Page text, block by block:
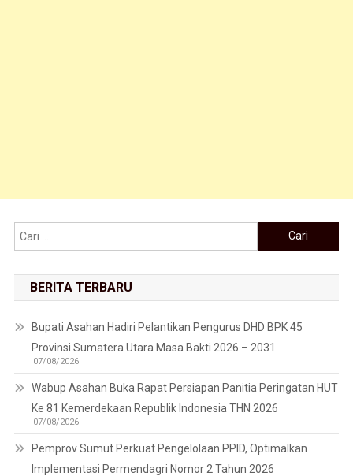
Cari untuk:
BERITA TERBARU
Bupati Asahan Hadiri Pelantikan Pengurus DHD BPK 45
Provinsi Sumatera Utara Masa Bakti 2026 – 2031
07/08/2026
Wabup Asahan Buka Rapat Persiapan Panitia Peringatan HUT
Ke 81 Kemerdekaan Republik Indonesia THN 2026
07/08/2026
Pemprov Sumut Perkuat Pengelolaan PPID, Optimalkan
Implementasi Permendagri Nomor 2 Tahun 2026